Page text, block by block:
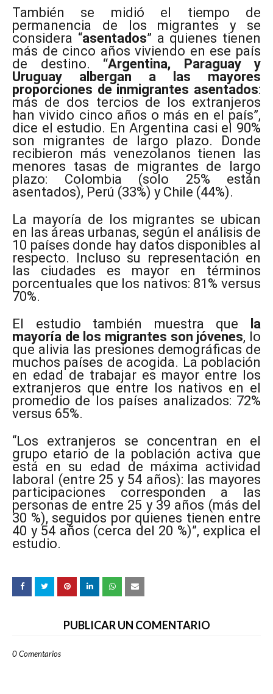
También se midió el tiempo de
permanencia de los migrantes y se
considera “asentados” a quienes tienen
más de cinco años viviendo en ese país
de destino. “Argentina, Paraguay y
Uruguay albergan a las mayores
proporciones de inmigrantes asentados:
más de dos tercios de los extranjeros
han vivido cinco años o más en el país”,
dice el estudio. En Argentina casi el 90%
son migrantes de largo plazo. Donde
recibieron más venezolanos tienen las
menores tasas de migrantes de largo
plazo: Colombia (solo 25% están
asentados), Perú (33%) y Chile (44%).
La mayoría de los migrantes se ubican
en las áreas urbanas, según el análisis de
10 países donde hay datos disponibles al
respecto. Incluso su representación en
las ciudades es mayor en términos
porcentuales que los nativos: 81% versus
70%.
El estudio también muestra que
la
mayoría de los migrantes son jóvenes, lo
que alivia las presiones demográficas de
muchos países de acogida. La población
en edad de trabajar es mayor entre los
extranjeros que entre los nativos en el
promedio de los países analizados: 72%
versus 65%.
“Los extranjeros se concentran en el
grupo etario de la población activa que
está en su edad de máxima actividad
laboral (entre 25 y 54 años): las mayores
participaciones corresponden a las
personas de entre 25 y 39 años (más del
30 %), seguidos por quienes tienen entre
40 y 54 años (cerca del 20 %)”, explica el
estudio.
PUBLICAR UN COMENTARIO
0 Comentarios